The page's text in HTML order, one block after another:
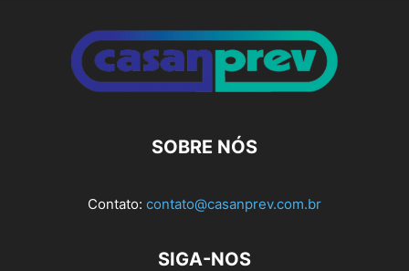
SOBRE NÓS
Contato: contato@casanprev.com.br
SIGA-NOS